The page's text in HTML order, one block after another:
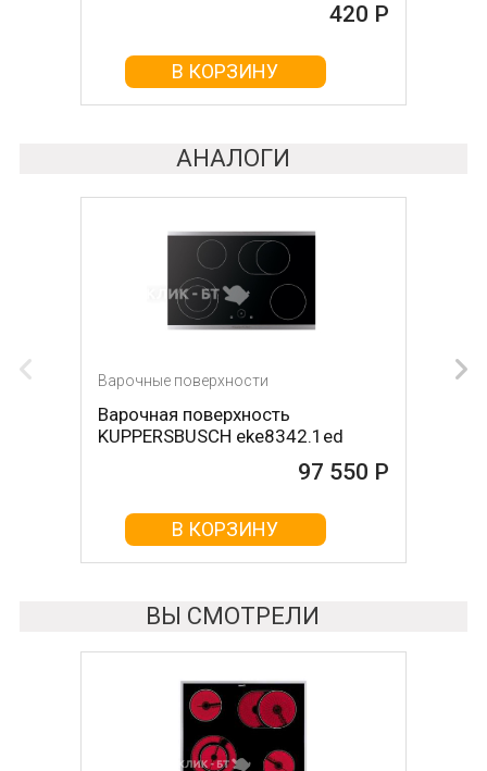
420 Р
В КОРЗИНУ
В КОРЗИНУ
АНАЛОГИ
Варочные поверхности
Варочная поверхность
KUPPERSBUSCH eke8342.1ed
97 550 Р
В КОРЗИНУ
Варочные поверхности
Варочная поверхность
GAGGENAU ve260134
97 600 Р
В КОРЗИНУ
ВЫ СМОТРЕЛИ